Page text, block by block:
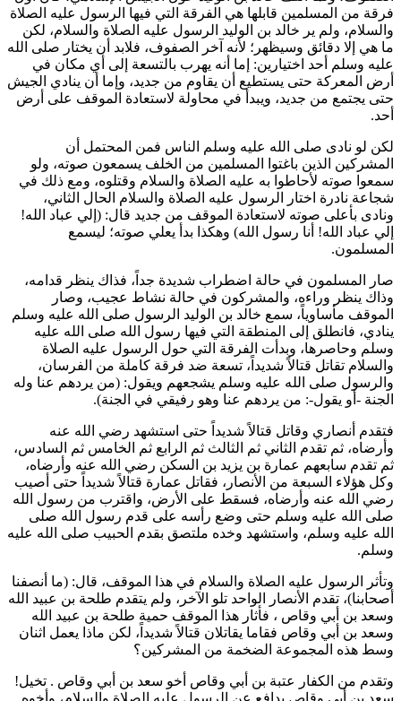
فرقة من المسلمين قابلها هي الفرقة التي فيها الرسول عليه الصلاة
والسلام، ولم ير خالد بن الوليد الرسول عليه الصلاة والسلام، لكن
ما هي إلا دقائق وسيظهر؛ لأنه آخر الصفوف، فلابد أن يختار صلى الله
عليه وسلم أحد اختيارين: إما أنه يهرب بالتسعة إلى أي مكان في
أرض المعركة حتى يستطيع أن يقاوم من جديد، وإما أن ينادي الجيش
حتى يجتمع من جديد، ويبدأ في محاولة لاستعادة الموقف على أرض
أحد.
لكن لو نادى صلى الله عليه وسلم الناس فمن المحتمل أن
المشركين الذين باغتوا المسلمين من الخلف يسمعون صوته، ولو
سمعوا صوته لأحاطوا به عليه الصلاة والسلام وقتلوه، ومع ذلك في
شجاعة نادرة اختار الرسول عليه الصلاة والسلام الحال الثاني،
ونادى بأعلى صوته لاستعادة الموقف من جديد قال: ( إلي عباد الله!
إلي عباد الله! أنا رسول الله) وهكذا بدأ يعلي صوته؛ ليسمع
المسلمون.
صار المسلمون في حالة اضطراب شديدة جداً، فذاك ينظر قدامه،
وذاك ينظر وراءه، والمشركون في حالة نشاط عجيب، وصار
الموقف مأساوياً، سمع خالد بن الوليد الرسول صلى الله عليه وسلم
ينادي، فانطلق إلى المنطقة التي فيها رسول الله صلى الله عليه
وسلم وحاصرها، وبدأت الفرقة التي حول الرسول عليه الصلاة
والسلام تقاتل قتالاً شديداً، تسعة ضد فرقة كاملة من الفرسان،
والرسول صلى الله عليه وسلم يشجعهم ويقول: (من يردهم عنا وله
الجنة -أو يقول-: من يردهم عنا وهو رفيقي في الجنة).
فتقدم أنصاري وقاتل قتالاً شديداً حتى استشهد رضي الله عنه
وأرضاه، ثم تقدم الثاني ثم الثالث ثم الرابع ثم الخامس ثم السادس،
ثم تقدم سابعهم عمارة بن يزيد بن السكن رضي الله عنه وأرضاه،
وكل هؤلاء السبعة من الأنصار، فقاتل عمارة قتالاً شديداً حتى أصيب
رضي الله عنه وأرضاه، فسقط على الأرض، واقترب من رسول الله
صلى الله عليه وسلم حتى وضع رأسه على قدم رسول الله صلى
الله عليه وسلم، واستشهد وخده ملتصق بقدم الحبيب صلى الله عليه
وسلم.
وتأثر الرسول عليه الصلاة والسلام في هذا الموقف، قال: (ما أنصفنا
أصحابنا)، تقدم الأنصار الواحد تلو الآخر، ولم يتقدم طلحة بن عبيد الله
وسعد بن أبي وقاص ، فأثار هذا الموقف حمية طلحة بن عبيد الله
وسعد بن أبي وقاص فقاما يقاتلان قتالاً شديداً، لكن ماذا يعمل اثنان
وسط هذه المجموعة الضخمة من المشركين؟
وتقدم من الكفار عتبة بن أبي وقاص أخو سعد بن أبي وقاص . تخيل!
سعد بن أبي وقاص يدافع عن الرسول عليه الصلاة والسلام، وأخوه